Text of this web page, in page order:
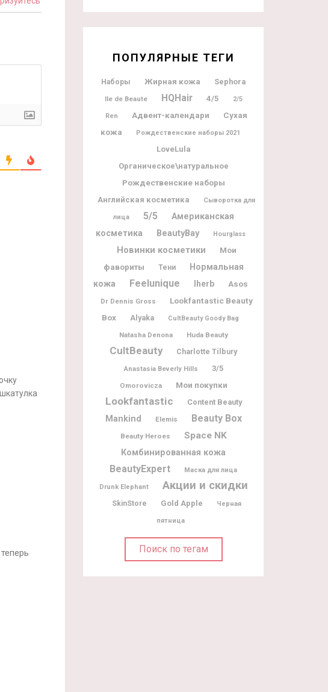
ПОПУЛЯРНЫЕ ТЕГИ
Наборы Жирная кожа Sephora
Ile de Beaute HQHair 4/5 2/5
Ren Адвент-календари
Сухая
кожа
Рождественские наборы 2021
LoveLula
Органическое\натуральное
Рождественские наборы
Английская косметика Сыворотка для
лица 5/5
Американская
косметика
BeautyBay Hourglass
Новинки косметики
Мои
фавориты
Тени
Нормальная
кожа
Feelunique Iherb Asos
Dr Dennis Gross
Lookfantastic Beauty
Box
Alyaka CultBeauty Goody Bag
Natasha Denona Huda Beauty
CultBeauty Charlotte Tilbury
Anastasia Beverly Hills 3/5
Omorovicza Мои покупки
Lookfantastic Content Beauty
Mankind Elemis Beauty Box
Beauty Heroes Space NK
Комбинированная кожа
BeautyExpert Маска для лица
Drunk Elephant Акции и скидки
SkinStore Gold Apple Черная
пятница
Поиск по тегам